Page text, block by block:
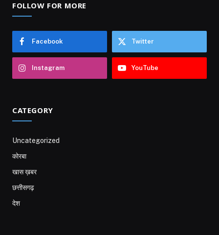
FOLLOW FOR MORE
Facebook Twitter
Instagram YouTube
CATEGORY
Uncategorized
कोरबा
खास ख़बर
छत्तीसगढ़
देश